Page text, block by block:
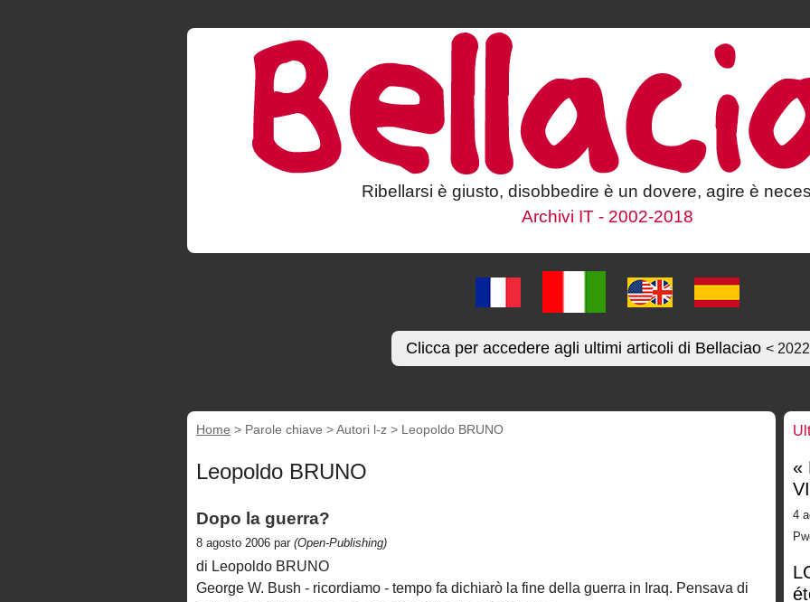
Ribellarsi è giusto, disobbedire è un dovere, agire è
Archivi IT - 2002-2018
Clicca per accedere agli ultimi articoli di Bellaciao < 2022
Home > Parole chiave > Autori l-z > Leopoldo BRUNO
Leopoldo BRUNO
Dopo la guerra?
8 agosto 2006 par (Open-Publishing)
di Leopoldo BRUNO
George W. Bush - ricordiamo - tempo fa dichiarò la fine della guerra in Iraq. Pensava di
«
4